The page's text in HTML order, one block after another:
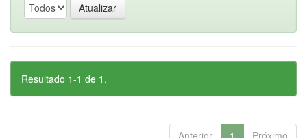
Resultado 1-1 de 1.
Anterior 1 Próximo